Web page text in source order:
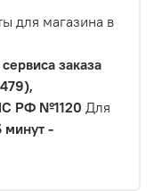
для магазина в
сервиса заказа
РФ №1120 Для
минут -